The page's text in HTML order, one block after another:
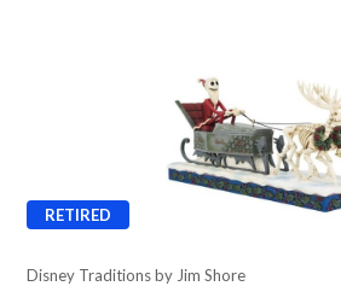
RETIRED
Disney Traditions by Jim Shore